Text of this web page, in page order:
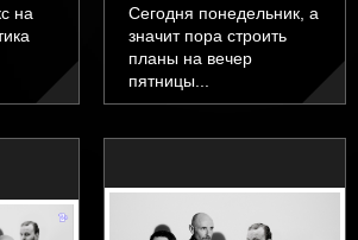
на
Сегодня понедельник, а
значит пора строить
планы на вечер
пятницы...